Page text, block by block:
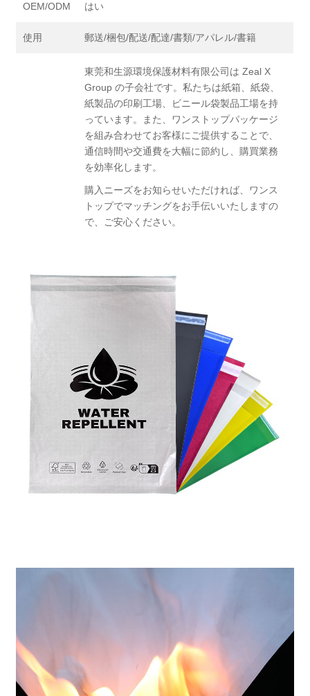
OEM/ODM はい
使用 郵送/梱包/配送/配達/書類/アパレル/書籍
東莞和生源環境保護材料有限公司は Zeal X
Group の子会社です。私たちは紙箱、紙袋、
紙製品の印刷工場、ビニール袋製品工場を持
っています。また、ワンストップパッケージ
を組み合わせてお客様にご提供することで、
通信時間や交通費を大幅に節約し、購買業務
を効率化します。
購入ニーズをお知らせいただければ、ワンス
トップでマッチングをお手伝いいたしますの
で、ご安心ください。